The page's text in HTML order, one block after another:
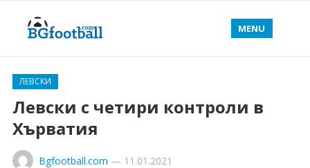
MENU
ЛЕВСКИ
Левски с четири контроли в
Хърватия
Bgfootball.com — 11.01.2021